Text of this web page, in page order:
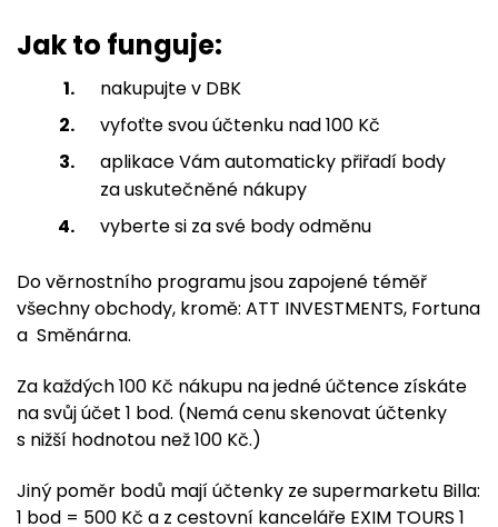
Jak to funguje:
nakupujte v DBK
vyfoťte svou účtenku nad 100 Kč
aplikace Vám automaticky přiřadí body
za uskutečněné nákupy
vyberte si za své body odměnu
Do věrnostního programu jsou zapojené téměř
všechny obchody, kromě: ATT INVESTMENTS, Fortuna
a Směnárna.
Za každých 100 Kč nákupu na jedné účtence získáte
na svůj účet 1 bod. (Nemá cenu skenovat účtenky
s nižší hodnotou než 100 Kč.)
Jiný poměr bodů mají účtenky ze supermarketu Billa:
1 bod = 500 Kč a z cestovní kanceláře EXIM TOURS 1